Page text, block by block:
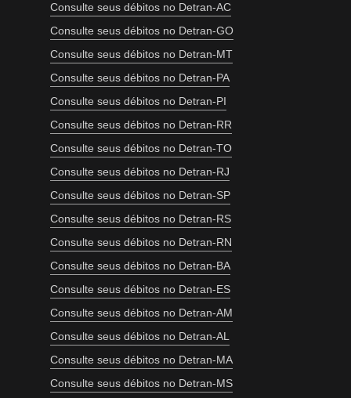
Consulte seus débitos no Detran-AC
Consulte seus débitos no Detran-GO
Consulte seus débitos no Detran-MT
Consulte seus débitos no Detran-PA
Consulte seus débitos no Detran-PI
Consulte seus débitos no Detran-RR
Consulte seus débitos no Detran-TO
Consulte seus débitos no Detran-RJ
Consulte seus débitos no Detran-SP
Consulte seus débitos no Detran-RS
Consulte seus débitos no Detran-RN
Consulte seus débitos no Detran-BA
Consulte seus débitos no Detran-ES
Consulte seus débitos no Detran-AM
Consulte seus débitos no Detran-AL
Consulte seus débitos no Detran-MA
Consulte seus débitos no Detran-MS